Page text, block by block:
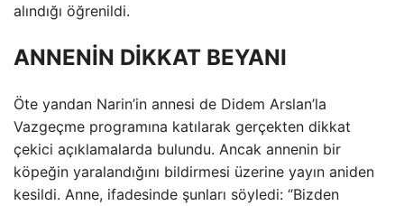
alındığı öğrenildi.
ANNENİN DİKKAT BEYANI
Öte yandan Narin’in annesi de Didem Arslan’la
Vazgeçme programına katılarak gerçekten dikkat
çekici açıklamalarda bulundu. Ancak annenin bir
köpeğin yaralandığını bildirmesi üzerine yayın aniden
kesildi. Anne, ifadesinde şunları söyledi: “Bizden